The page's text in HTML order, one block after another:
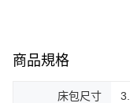
商品規格
床包尺寸